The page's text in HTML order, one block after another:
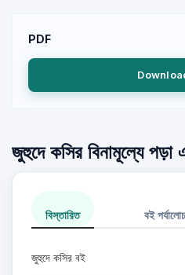
PDF
জুহুদে কসির বিনামূল্যে পড়া
বিস্তারিত বই
জুহুদে কসির বই